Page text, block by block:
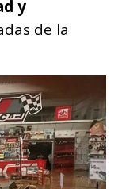
y
de la